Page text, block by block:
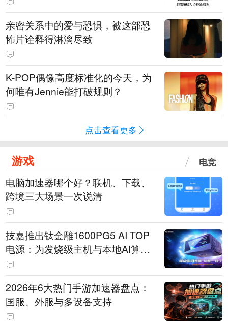
亲密关系中的爱与恐惧，被这部恐
怖片诠释得淋漓尽致
K-POP偶像高度标准化的今天，为
何唯有Jennie能打破规则？
点击查看更多
游戏 电竞
电脑加速器哪个好？联机、下载、
跨境三大场景一次说清
技嘉推出钛金雕1600PG5 AI TOP
电源：为发烧级主机与本地AI算力
打造旗舰供电方案
2026年6大热门手游加速器盘点：
国服、外服与多设备支持